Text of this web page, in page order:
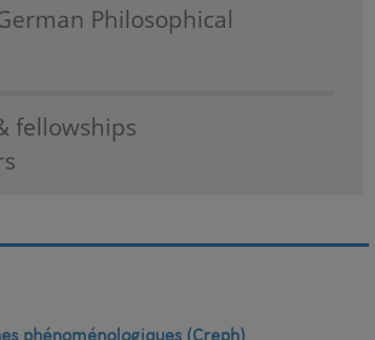
Philosophical
fellowships